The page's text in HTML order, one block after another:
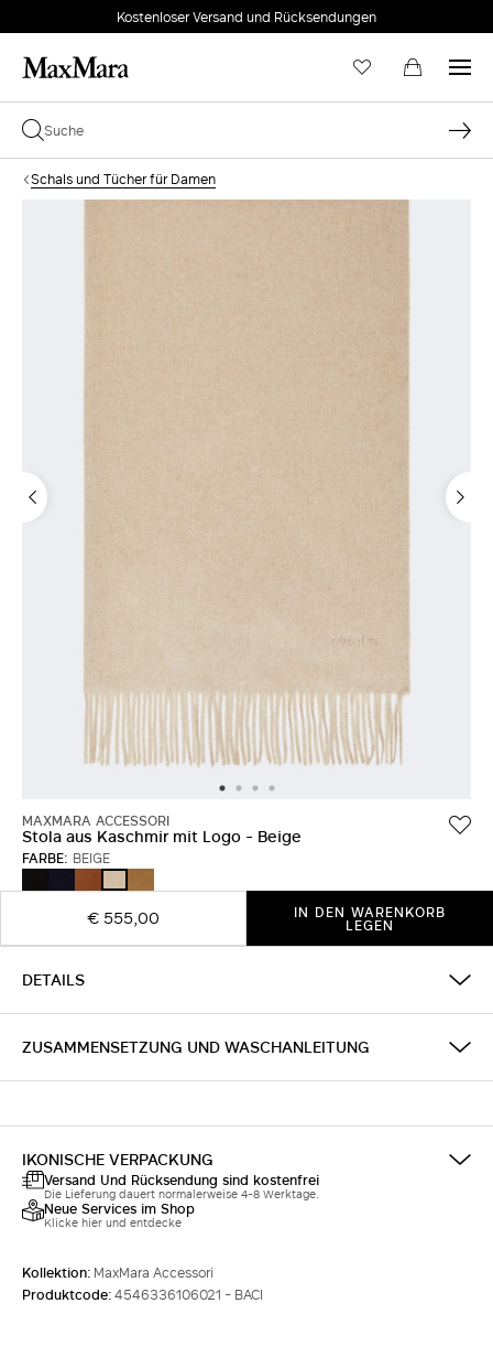
Kostenloser Versand und Rücksendungen
Schals und Tücher für Damen
MAXMARA ACCESSORI
Stola aus Kaschmir mit Logo - Beige
FARBE: BEIGE
ULTRAMARINE
TABACK
€ 555,00 IN DEN WARENKORB
LEGEN
DETAILS
ZUSAMMENSETZUNG UND WASCHANLEITUNG
IKONISCHE VERPACKUNG
Versand Und Rücksendung sind kostenfrei
Die Lieferung dauert normalerweise 4-8 Werktage.
Neue Services im Shop
Klicke hier und entdecke
Kollektion: MaxMara Accessori
Produktcode:4546336106021 - BACI